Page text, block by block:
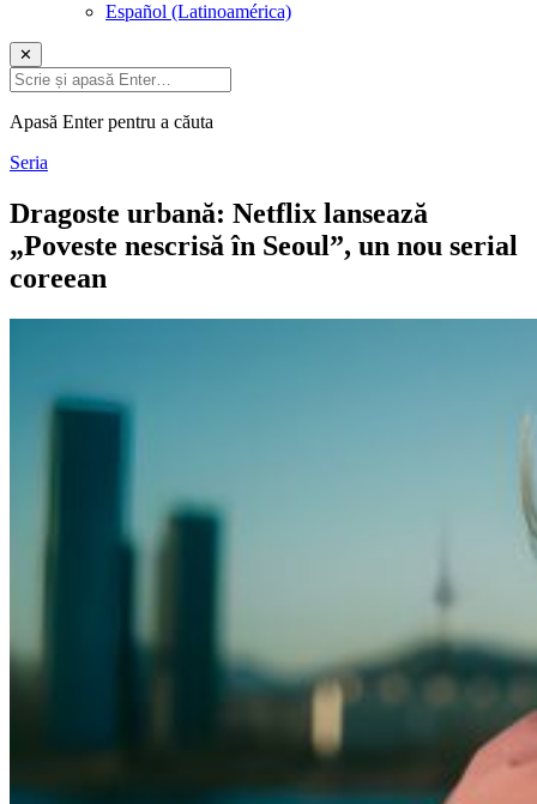
Español (Latinoamérica)
✕
Apasă Enter pentru a căuta
Seria
Dragoste urbană: Netflix lansează
„Poveste nescrisă în Seoul”, un nou serial
coreean